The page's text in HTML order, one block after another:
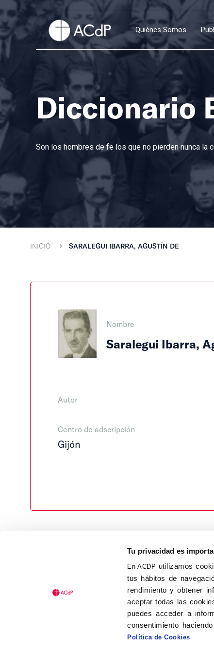
Tu privacidad es
En ACDP utilizamos
tus hábitos de
rendimiento y obtener
aceptar todas las
puedes acceder a
consentimiento
Política de Cookies
Quiénes Somos
Diccionario
Son los hombres de fe los que no pierden nunca la
INICIO SARALEGUI IBARRA, AGUSTÍN DE
Nombre
Saralegui Ibarra,
Autor
Centro de adscripción
Gijón
Calle Isaac Peral, 58 C.P.:
Tel (+34) 91 456 63 27
Fax: (+34) 91 535 19 98
acdp@acdp.es